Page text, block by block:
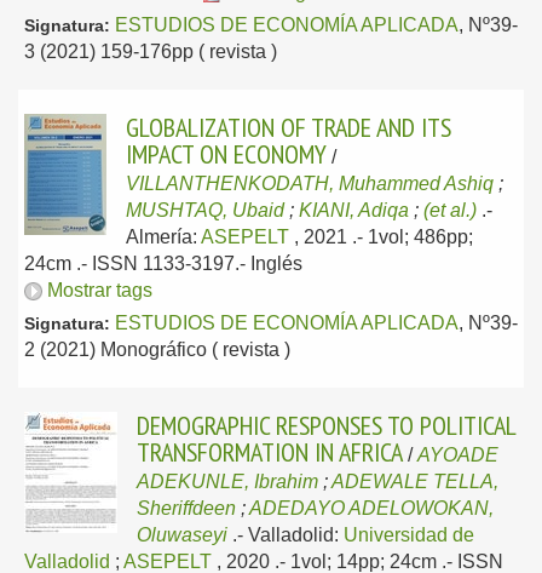
Signatura: ESTUDIOS DE ECONOMÍA APLICADA, Nº39-
3 (2021) 159-176pp ( revista )
GLOBALIZATION OF TRADE AND ITS
IMPACT ON ECONOMY /
VILLANTHENKODATH, Muhammed Ashiq ;
MUSHTAQ, Ubaid; KIANI, Adiqa ; (et al.) .-
Almería: ASEPELT , 2021 .- 1vol; 486pp;
24cm .- ISSN 1133-3197.- Inglés
Mostrar tags
Signatura: ESTUDIOS DE ECONOMÍA APLICADA, Nº39-
2 (2021) Monográfico ( revista )
DEMOGRAPHIC RESPONSES TO POLITICAL
TRANSFORMATION IN AFRICA /AYOADE
ADEKUNLE, Ibrahim ;ADEWALE TELLA,
Sheriffdeen ;ADEDAYO ADELOWOKAN,
Oluwaseyi .- Valladolid: Universidad de
Valladolid ; ASEPELT , 2020 .- 1vol; 14pp; 24cm .- ISSN